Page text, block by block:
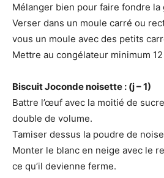
Mélanger bien pour faire fondre la
Verser dans un moule carré ou
vous un moule avec des petits
Mettre au congélateur minimum
Biscuit Joconde noisette : (j – 1)
Battre l’œuf avec la moitié de sucre
double de volume.
Tamiser dessus la poudre de
Monter le blanc en neige avec le
ce qu’il devienne ferme.